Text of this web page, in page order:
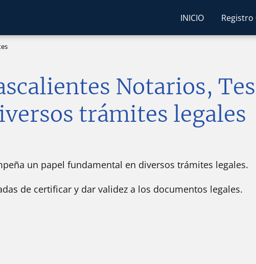
INICIO Registro
Notarios,
trámites legales
un papel fundamental en diversos trámites legales.
de certificar y dar validez a los documentos legales.